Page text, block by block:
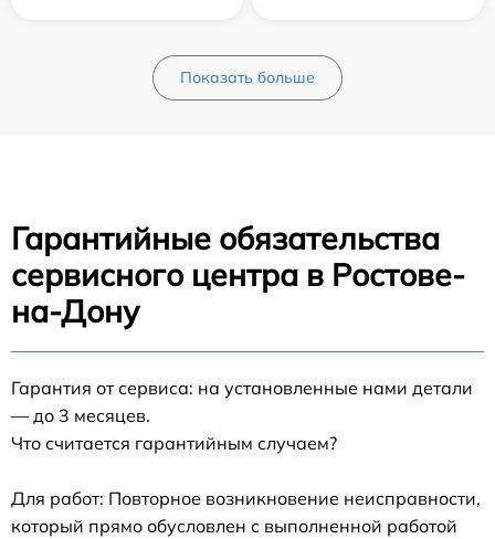
Показать больше
Гарантийные обязательства
сервисного центра в Ростове-
на-Дону
Гарантия от сервиса: на установленные нами детали
— до 3 месяцев.
Что считается гарантийным случаем?
Для работ: Повторное возникновение неисправности,
который прямо обусловлен с выполненной работой